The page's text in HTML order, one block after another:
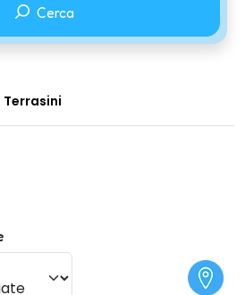
Cerca
Terrasini